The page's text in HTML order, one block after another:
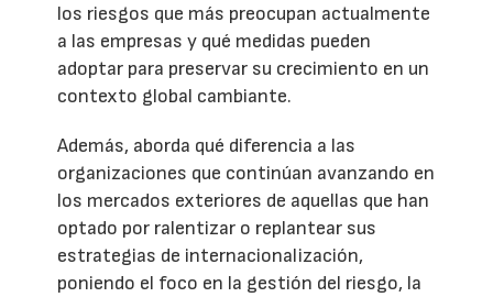
los riesgos que más preocupan actualmente
a las empresas y qué medidas pueden
adoptar para preservar su crecimiento en un
contexto global cambiante.
Además, aborda qué diferencia a las
organizaciones que continúan avanzando en
los mercados exteriores de aquellas que han
optado por ralentizar o replantear sus
estrategias de internacionalización,
poniendo el foco en la gestión del riesgo, la